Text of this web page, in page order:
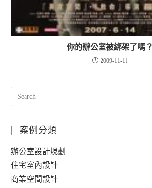
你的辦公室被綁架了嗎？
2009-11-11
案例分類
辦公室設計規劃
住宅室內設計
商業空間設計